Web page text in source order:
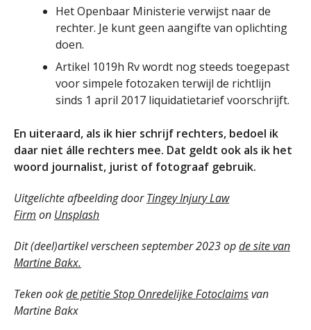
Het Openbaar Ministerie verwijst naar de
rechter. Je kunt geen aangifte van oplichting
doen.
Artikel 1019h Rv wordt nog steeds toegepast
voor simpele fotozaken terwijl de richtlijn
sinds 1 april 2017 liquidatietarief voorschrijft.
En uiteraard, als ik hier schrijf rechters, bedoel ik
daar niet álle rechters mee. Dat geldt ook als ik het
woord journalist, jurist of fotograaf gebruik.
Uitgelichte afbeelding doorTingey Injury Law
Firm on Unsplash
Dit (deel)artikel verscheen september 2023 opde site van
Martine Bakx.
Teken ookde petitie Stop Onredelijke Fotoclaimsvan
Martine Bakx